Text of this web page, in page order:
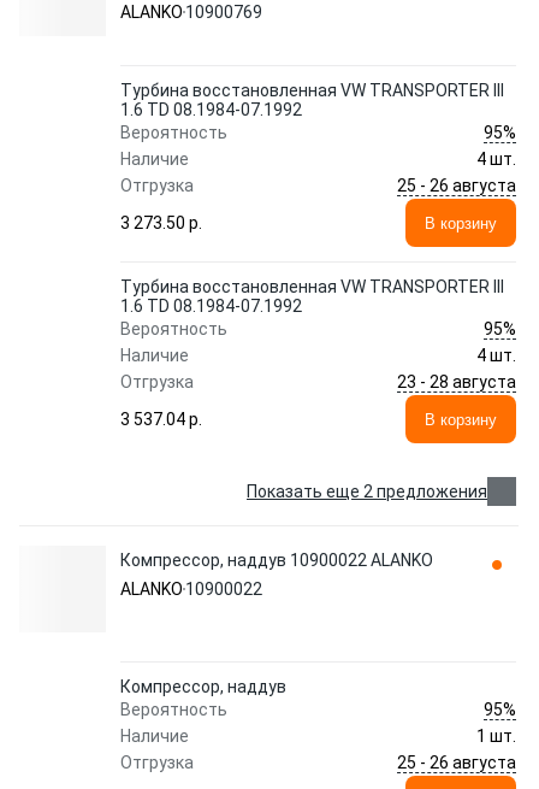
ALANKO 10900769
Турбина восстановленная VW TRANSPORTER III
1.6 TD 08.1984-07.1992
Вероятность
95%
Наличие
4 шт.
Отгрузка
25 - 26 августа
3 273.50 p.
В корзину
Турбина восстановленная VW TRANSPORTER III
1.6 TD 08.1984-07.1992
Вероятность
95%
Наличие
4 шт.
Отгрузка
23 - 28 августа
3 537.04 p.
В корзину
Показать еще 2 предложения
Компрессор, наддув 10900022 ALANKO
ALANKO 10900022
Компрессор, наддув
Вероятность
95%
Наличие
1 шт.
Отгрузка
25 - 26 августа